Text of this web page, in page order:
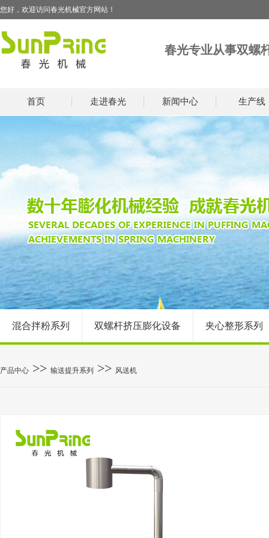
您好，欢迎访问春光机械官方网站！
春光专业从事双螺
首页 走进春光 新闻中心 生产线
混合拌粉系列 双螺杆挤压膨化设备 夹心整形系列
产品中心 >> 输送提升系列 >> 风送机